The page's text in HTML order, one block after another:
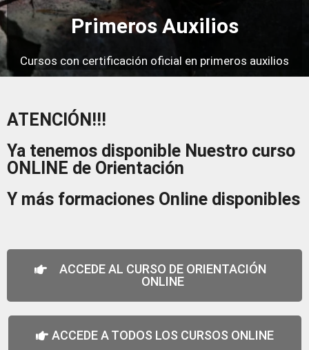
Primeros Auxilios
Cursos con certificación oficial en primeros auxilios
ATENCIÓN!!!
Ya tenemos disponible Nuestro curso
ONLINE de Orientación
Y más formaciones Online disponibles
ACCEDE AL CURSO DE ORIENTACIÓN
ONLINE
ACCEDE A TODOS LOS CURSOS ONLINE